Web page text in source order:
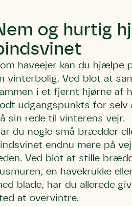
og hurtig
haveejer kan du hjælpe
vinterbolig. Ved blot at
i et fjernt hjørne af
udgangspunkts for selv
sin rede til vinterens vejr.
du nogle små brædder
endnu mere på
Ved blot at stille
en havekrukke
blade, har du allerede
at overvintre.